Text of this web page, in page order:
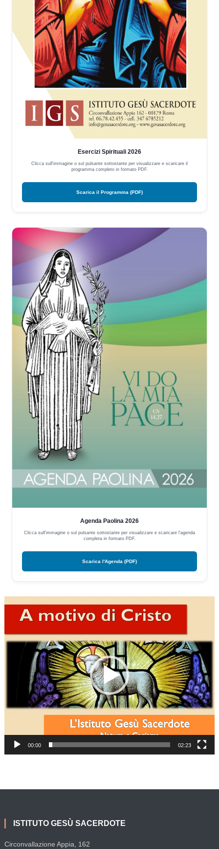
Esercizi Spirituali 2026
Clicca sull'immagine o sul pulsante sottostante per visualizzare e scaricare il
programma completo in formato PDF.
Scarica il Programma (PDF)
Agenda Paolina 2026
Clicca sull'immagine o sul pulsante sottostante per visualizzare e scaricare l'agenda
completa in formato PDF.
Scarica l'Agenda (PDF)
Player
00:00 02:23
ISTITUTO GESÙ SACERDOTE
Circonvallazione Appia, 162